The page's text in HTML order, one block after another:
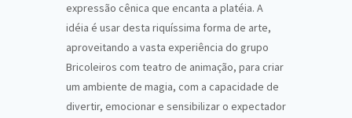
expressão cênica que encanta a platéia. A
idéia é usar desta riquíssima forma de arte,
aproveitando a vasta experiência do grupo
Bricoleiros com teatro de animação, para criar
um ambiente de magia, com a capacidade de
divertir, emocionar e sensibilizar o expectador